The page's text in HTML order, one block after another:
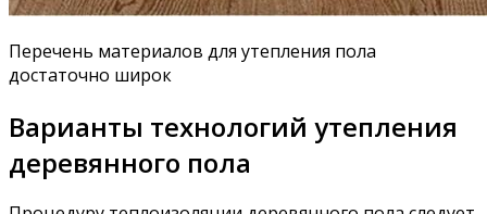
Перечень материалов для утепления пола
достаточно широк
Варианты технологий утепления
деревянного пола